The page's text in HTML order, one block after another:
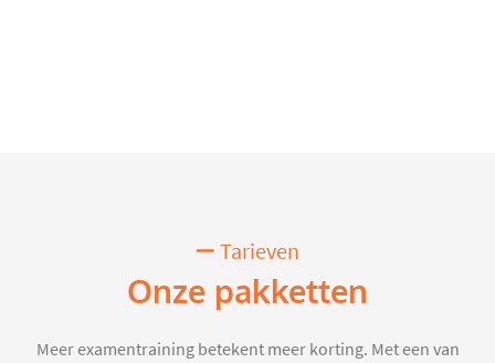
Tarieven
Onze pakketten
Meer examentraining betekent meer korting. Met een van